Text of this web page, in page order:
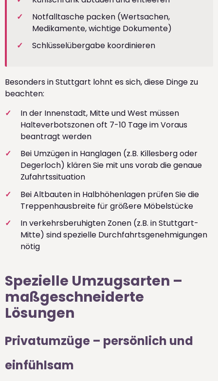
Notfalltasche packen (Wertsachen,
Medikamente, wichtige Dokumente)
Schlüsselübergabe koordinieren
Besonders in Stuttgart lohnt es sich, diese Dinge zu
beachten:
In der Innenstadt, Mitte und West müssen
Halteverbotszonen oft 7-10 Tage im Voraus
beantragt werden
Bei Umzügen in Hanglagen (z.B. Killesberg oder
Degerloch) klären Sie mit uns vorab die genaue
Zufahrtssituation
Bei Altbauten in Halbhöhenlagen prüfen Sie die
Treppenhausbreite für größere Möbelstücke
In verkehrsberuhigten Zonen (z.B. in Stuttgart-
Mitte) sind spezielle Durchfahrtsgenehmigungen
nötig
Spezielle Umzugsarten –
maßgeschneiderte
Lösungen
Privatumzüge – persönlich und
einfühlsam